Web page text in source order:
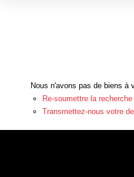
Nous n'avons pas de biens à
Re-soumettre la
Transmettez-nous votre